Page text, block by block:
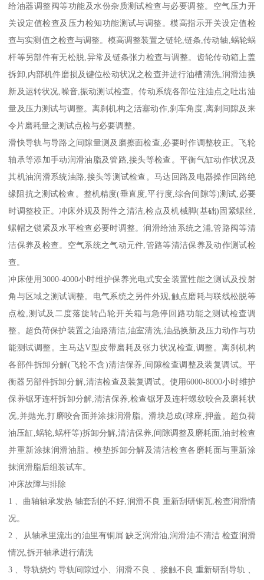
给油器调整阀等功能及水份杂质测试检查与必要调整。空气压力开
关设定值检查及压力检知功能测试与调整。模高指示开关设定值检
查与实测值之检查与调整。模高调整装置之链轮,链条,传动轴,蜗轮蜗
杆等另部件有无松脱,异常及链条张力检查与调整。齿轮传动箱上盖
拆卸,内部机件磨损及键位松动状况之检查并进行油槽清洗,润滑油换
新及运转状况,噪音,振动测试检查。传动系统各部位注油点之吐出油
量及压力测试与调整。离刹机构之活塞动作,刹车角度,离刹间隙及来
令片磨耗量之测试点检与必要调整。
滑快导轨与导路之间隙量测及磨擦面检查,必要时作调整校正。飞轮
轴承等添加手动润滑油脂及管路,接头等检查。平衡气缸动作状况及
其机油润滑系统油路,接头等测试检查。马达回路及电器操作回路绝
缘阻抗之测试检查。整机精度(垂直度,平行度,综合间隙等)测试,必要
时调整校正。冲床外观及附件之清洁,检点及机械脚(基础)固紧螺丝,
螺帽之锁紧及水平检查必要时调整。润滑给油系统之浦,管路阀等清
洁保养及检查。空气系统之气动元件,管路等清洁保养及动作测试检
查。
冲床使用3000-4000小时维护保养光电式安全装置性能之测试及投射
角与区域之测试调整。电气系统之另件外观,触点磨耗与联线松脱等
点检,测试及二度落旋转凸轮开关箱与急停回路功能之测试检查调
整。超负荷保护装置之油路清洁,油室清洗,油品换新及压力动作与功
能测试调整。主马达V型皮带磨耗及张力状况检查,调整。离刹机构
各部件拆卸分解(飞轮不含)清洁保养,间隙检查调整及装复调试。平
衡器另部件拆卸分解,清洁检查及装复调试。使用6000-8000小时维护
保养锯牙连杆拆卸分解,清洁保养,检查锯牙及连杆螺纹咬合及磨耗状
况,并抛光,打磨咬合面并涂抹润滑脂。滑块总成(球座,押盖。超负荷
油压缸,蜗轮,蜗杆等)拆卸分解,清洁保养,间隙调整及磨耗面,油封检查
并重新涂抹润滑油脂。模垫拆卸分解及清洁检查各磨耗面与重新涂
抹润滑脂后组装试车。
冲床故障与排除
1 、曲轴轴承发热 轴套刮的不好,润滑不良 重新刮研铜瓦,检查润滑情
况。
2 、从轴承里流出的油里有铜屑 缺乏润滑油,润滑油不清洁 检查润滑
情况,拆开轴承进行清洗
3 、导轨烧灼 导轨间隙过小、润滑不良 、接触不良 重新研刮导轨 、